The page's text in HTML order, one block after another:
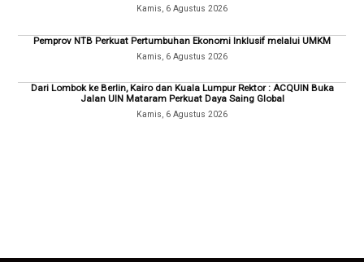
Kamis, 6 Agustus 2026
Pemprov NTB Perkuat Pertumbuhan Ekonomi Inklusif melalui UMKM
Kamis, 6 Agustus 2026
Dari Lombok ke Berlin, Kairo dan Kuala Lumpur Rektor : ACQUIN Buka
Jalan UIN Mataram Perkuat Daya Saing Global
Kamis, 6 Agustus 2026